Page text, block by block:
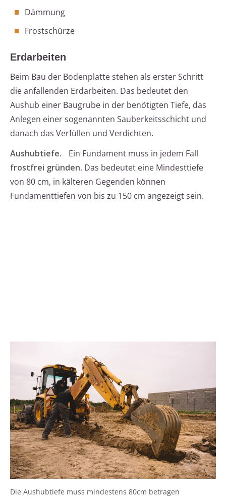
Dämmung
Frostschürze
Erdarbeiten
Beim Bau der Bodenplatte stehen als erster Schritt
die anfallenden Erdarbeiten. Das bedeutet den
Aushub einer Baugrube in der benötigten Tiefe, das
Anlegen einer sogenannten Sauberkeitsschicht und
danach das Verfüllen und Verdichten.
Aushubtiefe.
Ein Fundament muss in jedem Fall
frostfrei gründen. Das bedeutet eine Mindesttiefe
von 80 cm, in kälteren Gegenden können
Fundamenttiefen von bis zu 150 cm angezeigt sein.
Die Aushubtiefe muss mindestens 80cm betragen